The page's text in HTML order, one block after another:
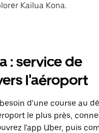
Kailua Kona.
: service de
l'aéroport
d'une course au
le plus près,
l'app Uber, puis